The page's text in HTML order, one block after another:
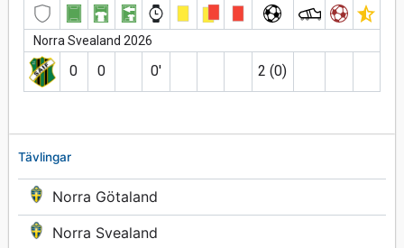
Tävlingar
Norra Götaland
Norra Svealand
Norra Svealand 2026
0 0 0′ 2 (0)